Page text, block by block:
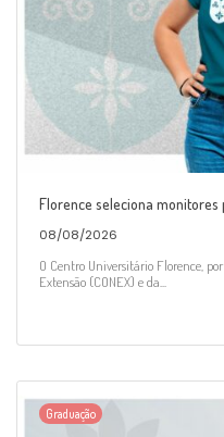
Florence seleciona monitores
08/08/2026
O Centro Universitário Florence,
Extensão (CONEX) e da...
Graduação